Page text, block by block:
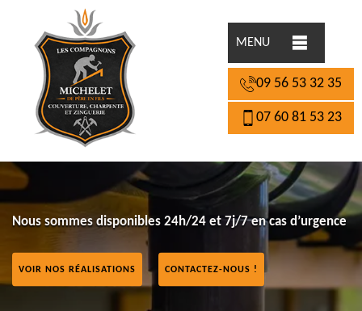
MENU
09 56 53 32 35
07 60 81 53 23
Nous sommes disponibles 24h/24 et 7j/7 en cas d’urgence
VOIR NOS RÉALISATIONS CONTACTEZ-NOUS !